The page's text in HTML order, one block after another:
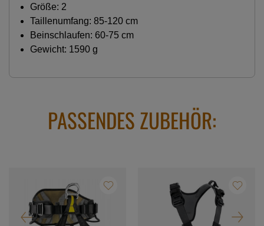
Größe: 2
Taillenumfang: 85-120 cm
Beinschlaufen: 60-75 cm
Gewicht: 1590 g
PASSENDES ZUBEHÖR: